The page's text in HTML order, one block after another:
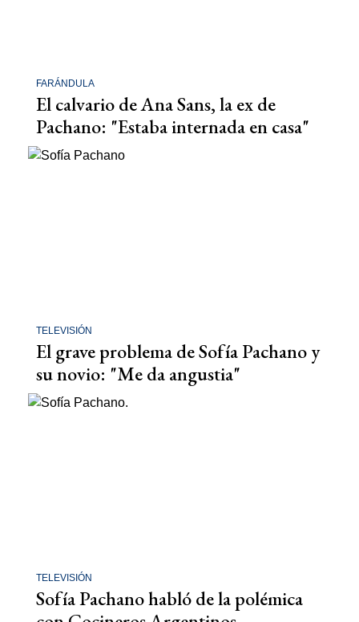
FARÁNDULA
El calvario de Ana Sans, la ex de
Pachano: "Estaba internada en casa"
TELEVISIÓN
El grave problema de Sofía Pachano y
su novio: "Me da angustia"
TELEVISIÓN
Sofía Pachano habló de la polémica